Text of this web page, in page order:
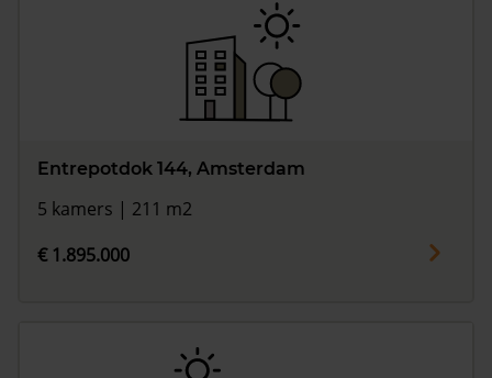
Entrepotdok 144, Amsterdam
5 kamers | 211 m2
€ 1.895.000